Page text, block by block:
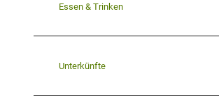
Essen & Trinken
Unterkünfte